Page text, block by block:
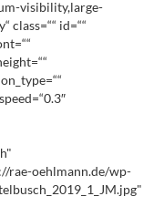
visibility,large-
id=““
rae-oehlmann.de/wp-